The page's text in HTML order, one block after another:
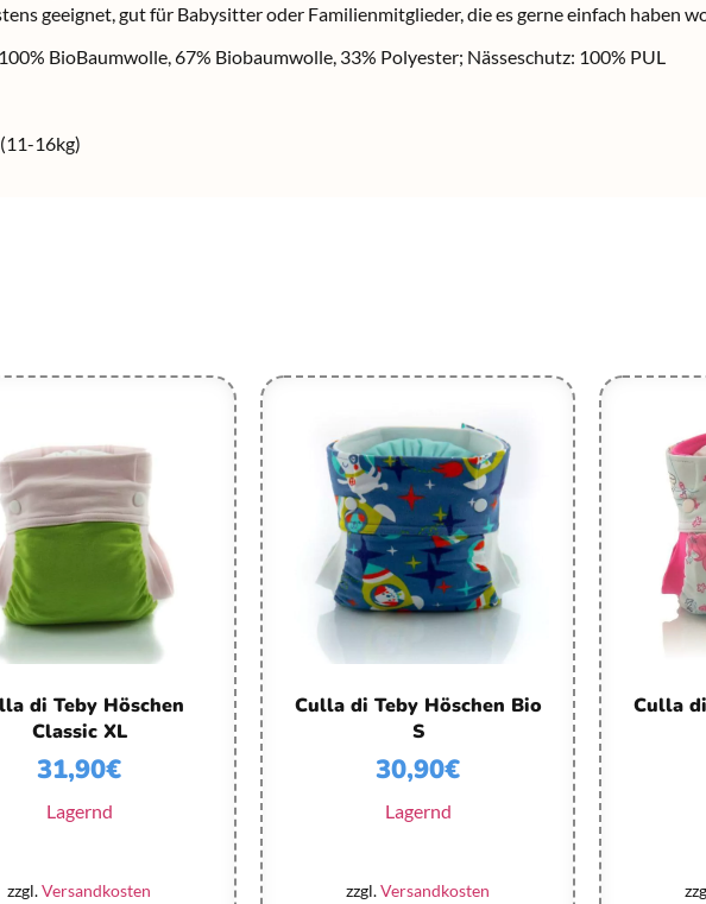
geeignet, gut für Babysitter oder Familienmitglieder, die es gerne einfach haben
BioBaumwolle, 67% Biobaumwolle, 33% Polyester; Nässeschutz: 100% PUL
16kg)
di Teby Höschen
Classic XL
31,90€
Lagernd
zzgl.Versandkosten
Culla di Teby Höschen Bio
S
30,90€
Lagernd
zzgl.Versandkosten
Culla